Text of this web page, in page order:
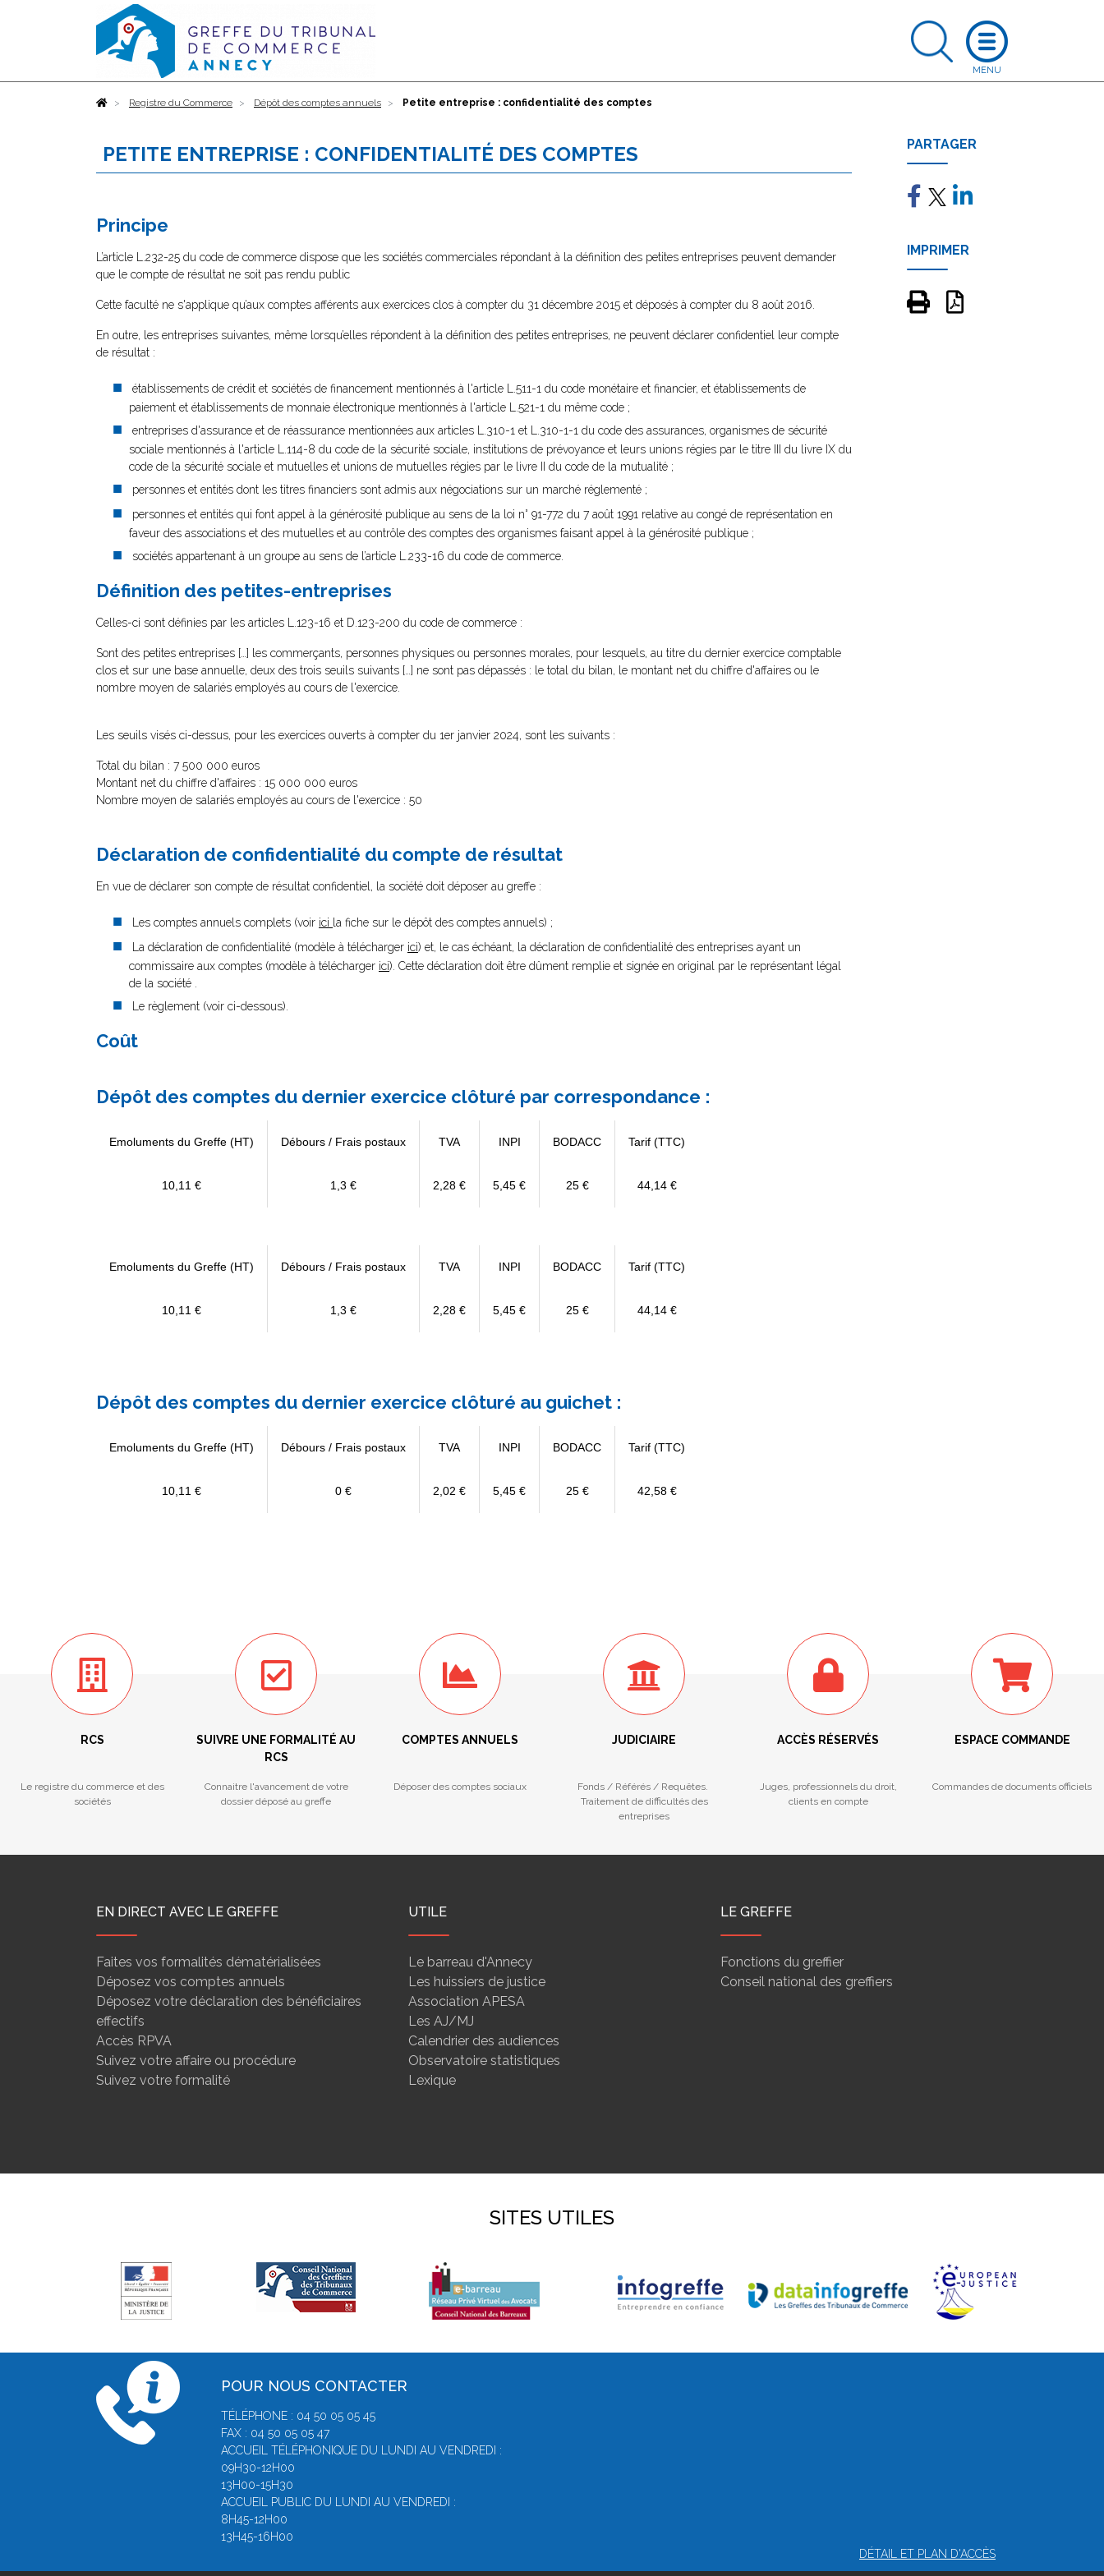
AccueilRegistre du Commerce Dépôt des comptes annuels Petite entreprise : confidentialité des comptes
PETITE ENTREPRISE : CONFIDENTIALITÉ DES COMPTES
Principe
L’article L.232-25 du code de commerce dispose que les sociétés commerciales répondant à la définition des petites entreprises peuvent demander
que le compte de résultat ne soit pas rendu public
Cette faculté ne s'applique qu’aux comptes afférents aux exercices clos à compter du 31 décembre 2015 et déposés à compter du 8 août 2016.
En outre, les entreprises suivantes, même lorsqu’elles répondent à la définition des petites entreprises, ne peuvent déclarer confidentiel leur compte
de résultat :
établissements de crédit et sociétés de financement mentionnés à l'article L.511-1 du code monétaire et financier, et établissements de
paiement et établissements de monnaie électronique mentionnés à l'article L.521-1 du même code ;
entreprises d'assurance et de réassurance mentionnées aux articles L.310-1 et L.310-1-1 du code des assurances, organismes de sécurité
sociale mentionnés à l'article L.114-8 du code de la sécurité sociale, institutions de prévoyance et leurs unions régies par le titre III du livre IX du
code de la sécurité sociale et mutuelles et unions de mutuelles régies par le livre II du code de la mutualité ;
personnes et entités dont les titres financiers sont admis aux négociations sur un marché réglementé ;
personnes et entités qui font appel à la générosité publique au sens de la loi n° 91-772 du 7 août 1991 relative au congé de représentation en
faveur des associations et des mutuelles et au contrôle des comptes des organismes faisant appel à la générosité publique ;
sociétés appartenant à un groupe au sens de l’article L.233-16 du code de commerce.
Définition des petites-entreprises
Celles-ci sont définies par les articles L.123-16 et D.123-200 du code de commerce :
Sont des petites entreprises […] les commerçants, personnes physiques ou personnes morales, pour lesquels, au titre du dernier exercice comptable
clos et sur une base annuelle, deux des trois seuils suivants […] ne sont pas dépassés : le total du bilan, le montant net du chiffre d'affaires ou le
nombre moyen de salariés employés au cours de l'exercice.
Les seuils visés ci-dessus, pour les exercices ouverts à compter du 1er janvier 2024, sont les suivants :
Total du bilan : 7 500 000 euros
Montant net du chiffre d'affaires : 15 000 000 euros
Nombre moyen de salariés employés au cours de l'exercice : 50
Déclaration de confidentialité du compte de résultat
En vue de déclarer son compte de résultat confidentiel, la société doit déposer au greffe :
Les comptes annuels complets (voir ici la fiche sur le dépôt des comptes annuels) ;
La déclaration de confidentialité (modèle à télécharger ici) et, le cas échéant, la déclaration de confidentialité des entreprises ayant un
commissaire aux comptes (modèle à télécharger ici). Cette déclaration doit être dûment remplie et signée en original par le représentant légal
de la société .
Le règlement (voir ci-dessous).
Coût
Dépôt des comptes du dernier exercice clôturé par correspondance :
Emoluments du Greffe (HT) Débours / Frais postaux TVA INPI BODACC Tarif (TTC)
10,11 € 1,3 € 2,28 € 5,45 € 25 € 44,14 €
Emoluments du Greffe (HT) Débours / Frais postaux TVA INPI BODACC Tarif (TTC)
10,11 € 1,3 € 2,28 € 5,45 € 25 € 44,14 €
Dépôt des comptes du dernier exercice clôturé au guichet :
Emoluments du Greffe (HT) Débours / Frais postaux TVA INPI BODACC Tarif (TTC)
10,11 € 0 € 2,02 € 5,45 € 25 € 42,58 €
PARTAGER
IMPRIMER
RCS
Le registre du commerce et des
sociétés
SUIVRE UNE FORMALITÉ AU
RCS
Connaitre l'avancement de votre
dossier déposé au greffe
COMPTES ANNUELS
Déposer des comptes sociaux
JUDICIAIRE
Fonds / Référés / Requêtes.
Traitement de difficultés des
entreprises
ACCÈS RÉSERVÉS
Juges, professionnels du droit,
clients en compte
ESPACE COMMANDE
Commandes de documents officiels
EN DIRECT AVEC LE GREFFE
Faites vos formalités dématérialisées
Déposez vos comptes annuels
Déposez votre déclaration des bénéficiaires
effectifs
Accès RPVA
Suivez votre affaire ou procédure
Suivez votre formalité
UTILE
Le barreau d'Annecy
Les huissiers de justice
Association APESA
Les AJ/MJ
Calendrier des audiences
Observatoire statistiques
Lexique
LE GREFFE
Fonctions du greffier
Conseil national des greffiers
SITES UTILES
POUR NOUS CONTACTER
TÉLÉPHONE : 04 50 05 05 45
FAX : 04 50 05 05 47
ACCUEIL TÉLÉPHONIQUE DU LUNDI AU VENDREDI :
09H30-12H00
13H00-15H30
ACCUEIL PUBLIC DU LUNDI AU VENDREDI :
8H45-12H00
13H45-16H00
DÉTAIL ET PLAN D'ACCÈS